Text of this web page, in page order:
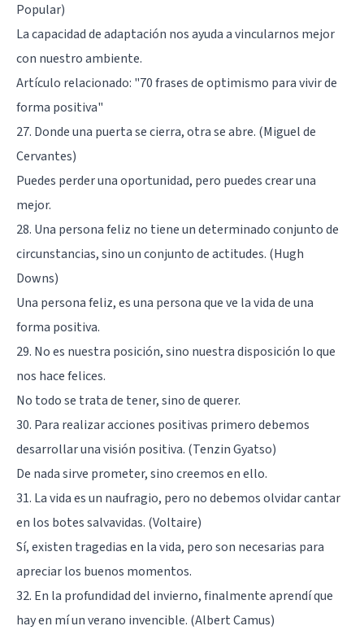
Popular)
La capacidad de adaptación nos ayuda a vincularnos mejor
con nuestro ambiente.
Artículo relacionado: "70 frases de optimismo para vivir de
forma positiva"
27. Donde una puerta se cierra, otra se abre. (Miguel de
Cervantes)
Puedes perder una oportunidad, pero puedes crear una
mejor.
28. Una persona feliz no tiene un determinado conjunto de
circunstancias, sino un conjunto de actitudes. (Hugh
Downs)
Una persona feliz, es una persona que ve la vida de una
forma positiva.
29. No es nuestra posición, sino nuestra disposición lo que
nos hace felices.
No todo se trata de tener, sino de querer.
30. Para realizar acciones positivas primero debemos
desarrollar una visión positiva. (Tenzin Gyatso)
De nada sirve prometer, sino creemos en ello.
31. La vida es un naufragio, pero no debemos olvidar cantar
en los botes salvavidas. (Voltaire)
Sí, existen tragedias en la vida, pero son necesarias para
apreciar los buenos momentos.
32. En la profundidad del invierno, finalmente aprendí que
hay en mí un verano invencible. (Albert Camus)